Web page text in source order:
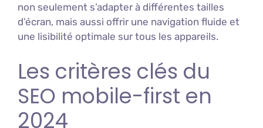
non seulement s’adapter à différentes tailles
d’écran, mais aussi offrir une navigation fluide et
une lisibilité optimale sur tous les appareils.
Les critères clés du
SEO mobile-first en
2024